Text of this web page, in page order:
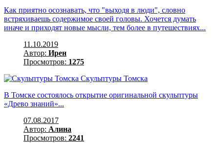
Как приятно осознавать, что "выходя в люди", словно
встряхиваешь содержимое своей головы. Хочется думать
иначе и приходят новые мысли, тем более в путешествиях...
11.10.2019
Автор: Ирен
Просмотров: 1275
Скульптуры Томска
В Томске состоялось открытие оригинальной скульптуры
«Древо знаний»...
07.08.2017
Автор: Алина
Просмотров: 2241